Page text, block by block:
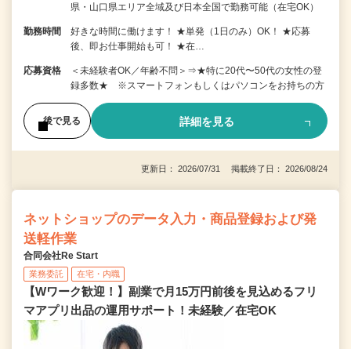
県・山口県エリア全域及び日本全国で勤務可能（在宅OK）
勤務時間
好きな時間に働けます！ ★単発（1日のみ）OK！ ★応募
後、即お仕事開始も可！ ★在…
応募資格
＜未経験者OK／年齢不問＞⇒★特に20代〜50代の女性の登
録多数★ ※スマートフォンもしくはパソコンをお持ちの方
後で見る 詳細を見る
更新日： 2026/07/31 掲載終了日： 2026/08/24
ネットショップのデータ入力・商品登録および発
送軽作業
合同会社Re Start
業務委託 在宅・内職
【Wワーク歓迎！】副業で月15万円前後を見込めるフリ
マアプリ出品の運用サポート！未経験／在宅OK